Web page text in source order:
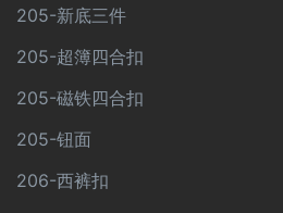
205-新底三件
205-超簿四合扣
205-磁铁四合扣
205-钮面
206-西裤扣